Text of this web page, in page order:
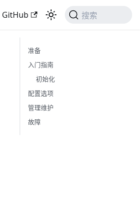
GitHub 搜索
准备
入门指南
初始化
配置选项
管理维护
故障